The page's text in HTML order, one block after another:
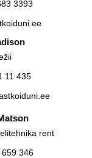
3393
11 435
rent
346